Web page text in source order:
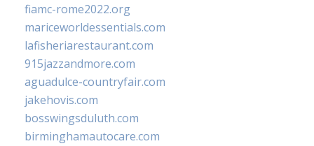
fiamc-rome2022.org
mariceworldessentials.com
lafisheriarestaurant.com
915jazzandmore.com
aguadulce-countryfair.com
jakehovis.com
bosswingsduluth.com
birminghamautocare.com